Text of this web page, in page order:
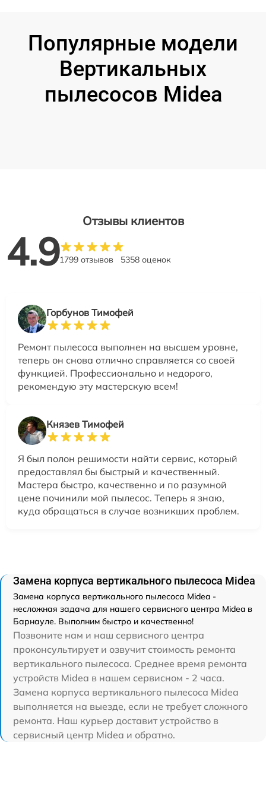
Популярные модели
Вертикальных
пылесосов Midea
Отзывы клиентов
4.91799 отзывов 5358 оценок
Горбунов Тимофей
Ремонт пылесоса выполнен на высшем уровне,
теперь он снова отлично справляется со своей
функцией. Профессионально и недорого,
рекомендую эту мастерскую всем!
Князев Тимофей
Я был полон решимости найти сервис, который
предоставлял бы быстрый и качественный.
Мастера быстро, качественно и по разумной
цене починили мой пылесос. Теперь я знаю,
куда обращаться в случае возникших проблем.
Замена корпуса вертикального пылесоса Midea
Замена корпуса вертикального пылесоса Midea -
несложная задача для нашего сервисного центра Midea в
Барнауле. Выполним быстро и качественно!
Позвоните нам и наш сервисного центра
проконсультирует и озвучит стоимость ремонта
вертикального пылесоса. Среднее время ремонта
устройств Midea в нашем сервисном - 2 часа.
Замена корпуса вертикального пылесоса Midea
выполняется на выезде, если не требует сложного
ремонта. Наш курьер доставит устройство в
сервисный центр Midea и обратно.